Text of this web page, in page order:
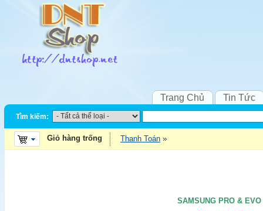
Trang Chủ Tin Tức
Tìm kiếm:
Giỏ hàng trống Thanh Toán
SAMSUNG PRO &